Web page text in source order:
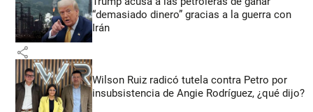
“demasiado dinero” gracias a la guerra con
Irán
share
Wilson Ruiz radicó tutela contra Petro por
insubsistencia de Angie Rodríguez, ¿qué dijo?